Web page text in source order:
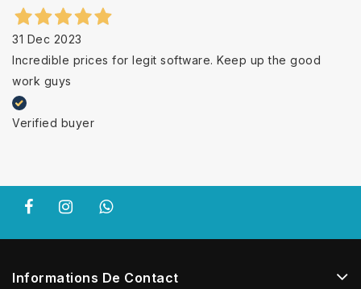
31 Dec 2023
Incredible prices for legit software. Keep up the good
work guys
Verified buyer
Informations De Contact